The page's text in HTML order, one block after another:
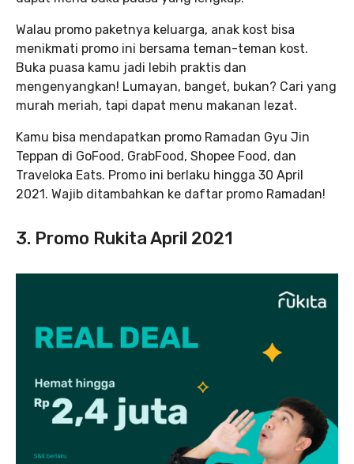
Walau promo paketnya keluarga, anak kost bisa
menikmati promo ini bersama teman-teman kost.
Buka puasa kamu jadi lebih praktis dan
mengenyangkan! Lumayan, banget, bukan? Cari yang
murah meriah, tapi dapat menu makanan lezat.
Kamu bisa mendapatkan promo Ramadan Gyu Jin
Teppan di GoFood, GrabFood, Shopee Food, dan
Traveloka Eats. Promo ini berlaku hingga 30 April
2021. Wajib ditambahkan ke daftar promo Ramadan!
3. Promo Rukita April 2021